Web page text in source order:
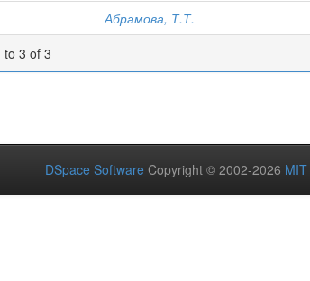
Абрамова, Т.Т.
to 3 of 3
DSpace Software Copyright © 2002-2026 MIT